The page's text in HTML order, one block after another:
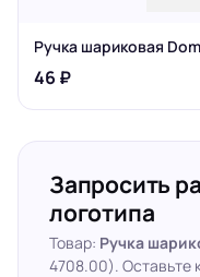
Ручка шариковая
46 ₽
Запросить
логотипа
Товар: Ручка
4708.00). Оставьте